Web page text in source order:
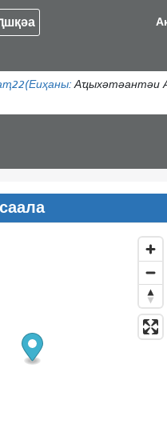
Аҵыхәтәантәи
(Еиҳаны:
22